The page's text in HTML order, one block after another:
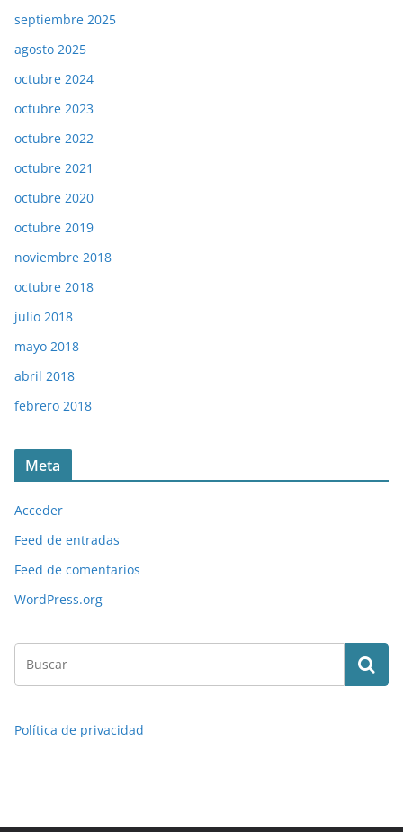
septiembre 2025
agosto 2025
octubre 2024
octubre 2023
octubre 2022
octubre 2021
octubre 2020
octubre 2019
noviembre 2018
octubre 2018
julio 2018
mayo 2018
abril 2018
febrero 2018
Meta
Acceder
Feed de entradas
Feed de comentarios
WordPress.org
Política de privacidad